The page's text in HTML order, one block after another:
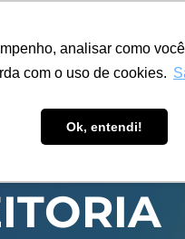
analisar como
com o uso de cookies.
Ok, entendi!
CAPACITAÇÃO